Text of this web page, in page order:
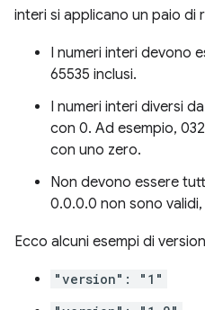
interi si applicano un paio di
I numeri interi devono
65535 inclusi.
I numeri interi diversi
con 0. Ad esempio,
con uno zero.
Non devono essere
0.0.0.0 non sono
Ecco alcuni esempi di
"version": "1"